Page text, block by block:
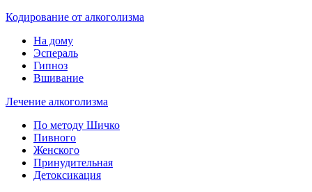
Кодирование от алкоголизма
На дому
Эспераль
Гипноз
Вшивание
Лечение алкоголизма
По методу Шичко
Пивного
Женского
Принудительная
Детоксикация